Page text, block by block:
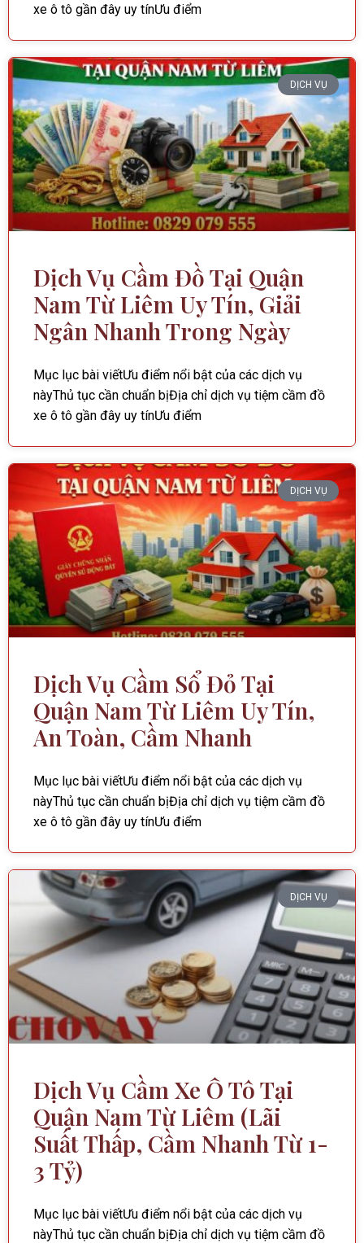
xe ô tô gần đây uy tínƯu điểm
DỊCH VỤ
Dịch Vụ Cầm Đồ Tại Quận
Nam Từ Liêm Uy Tín, Giải
Ngân Nhanh Trong Ngày
Mục lục bài viếtƯu điểm nổi bật của các dịch vụ
nàyThủ tục cần chuẩn bịĐịa chỉ dịch vụ tiệm cầm đồ
xe ô tô gần đây uy tínƯu điểm
DỊCH VỤ
Dịch Vụ Cầm Sổ Đỏ Tại
Quận Nam Từ Liêm Uy Tín,
An Toàn, Cầm Nhanh
Mục lục bài viếtƯu điểm nổi bật của các dịch vụ
nàyThủ tục cần chuẩn bịĐịa chỉ dịch vụ tiệm cầm đồ
xe ô tô gần đây uy tínƯu điểm
DỊCH VỤ
Dịch Vụ Cầm Xe Ô Tô Tại
Quận Nam Từ Liêm (Lãi
Suất Thấp, Cầm Nhanh Từ 1-
3 Tỷ)
Mục lục bài viếtƯu điểm nổi bật của các dịch vụ
nàyThủ tục cần chuẩn bịĐịa chỉ dịch vụ tiệm cầm đồ